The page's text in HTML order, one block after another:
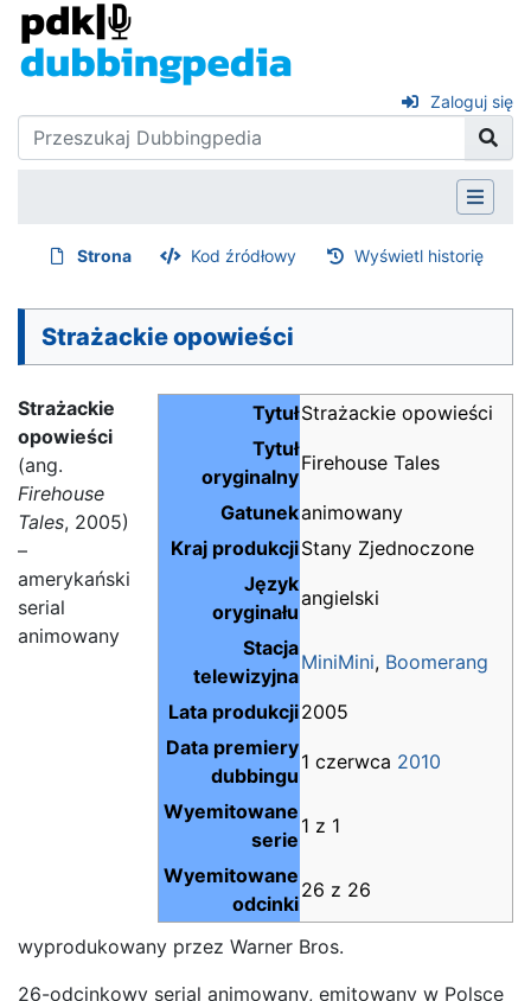
Zaloguj się
Strona Kod źródłowy Wyświetl historię
Strażackie opowieści
TytułStrażackie opowieści
Tytuł
oryginalny
Firehouse Tales
Gatunekanimowany
Kraj produkcjiStany Zjednoczone
Język
oryginału
angielski
Stacja
telewizyjna
MiniMini, Boomerang
Lata produkcji2005
Data premiery
dubbingu
1 czerwca 2010
Wyemitowane
serie
1 z 1
Wyemitowane
odcinki
26 z 26
Strażackie
opowieści
(ang.
Firehouse
Tales, 2005)
–
amerykański
serial
animowany
wyprodukowany przez Warner Bros.
26-odcinkowy serial animowany, emitowany w Polsce